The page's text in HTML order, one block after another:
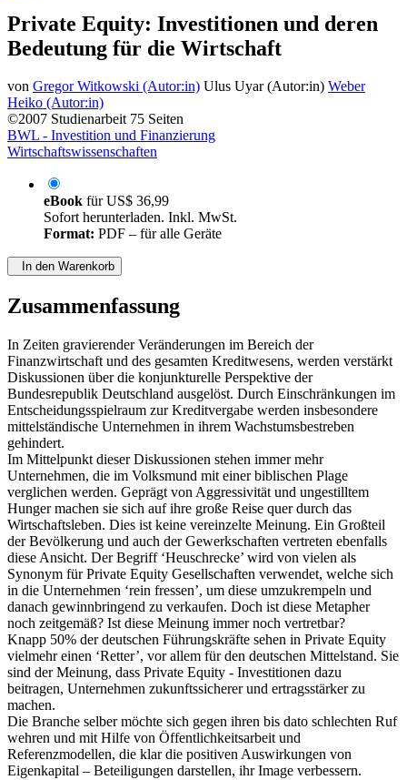
Private Equity: Investitionen und deren
Bedeutung für die Wirtschaft
von Gregor Witkowski (Autor:in) Ulus Uyar (Autor:in) Weber
Heiko (Autor:in)
©2007 Studienarbeit 75 Seiten
BWL - Investition und Finanzierung
Wirtschaftswissenschaften
eBook fürUS$ 36,99
Sofort herunterladen. Inkl. MwSt.
Format: PDF – für alle Geräte
In den Warenkorb
Zusammenfassung
In Zeiten gravierender Veränderungen im Bereich der
Finanzwirtschaft und des gesamten Kreditwesens, werden verstärkt
Diskussionen über die konjunkturelle Perspektive der
Bundesrepublik Deutschland ausgelöst. Durch Einschränkungen im
Entscheidungsspielraum zur Kreditvergabe werden insbesondere
mittelständische Unternehmen in ihrem Wachstumsbestreben
gehindert.
Im Mittelpunkt dieser Diskussionen stehen immer mehr
Unternehmen, die im Volksmund mit einer biblischen Plage
verglichen werden. Geprägt von Aggressivität und ungestilltem
Hunger machen sie sich auf ihre große Reise quer durch das
Wirtschaftsleben. Dies ist keine vereinzelte Meinung. Ein Großteil
der Bevölkerung und auch der Gewerkschaften vertreten ebenfalls
diese Ansicht. Der Begriff ‘Heuschrecke’ wird von vielen als
Synonym für Private Equity Gesellschaften verwendet, welche sich
in die Unternehmen ‘rein fressen’, um diese umzukrempeln und
danach gewinnbringend zu verkaufen. Doch ist diese Metapher
noch zeitgemäß? Ist diese Meinung immer noch vertretbar?
Knapp 50% der deutschen Führungskräfte sehen in Private Equity
vielmehr einen ‘Retter’, vor allem für den deutschen Mittelstand. Sie
sind der Meinung, dass Private Equity - Investitionen dazu
beitragen, Unternehmen zukunftssicherer und ertragsstärker zu
machen.
Die Branche selber möchte sich gegen ihren bis dato schlechten Ruf
wehren und mit Hilfe von Öffentlichkeitsarbeit und
Referenzmodellen, die klar die positiven Auswirkungen von
Eigenkapital – Beteiligungen darstellen, ihr Image verbessern.